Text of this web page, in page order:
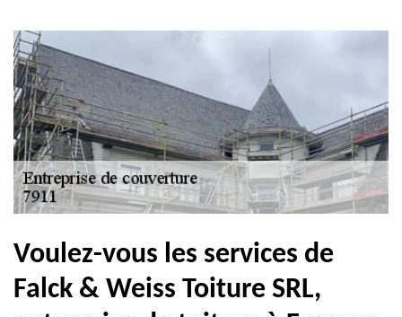
Voulez-vous les services de
Falck & Weiss Toiture SRL,